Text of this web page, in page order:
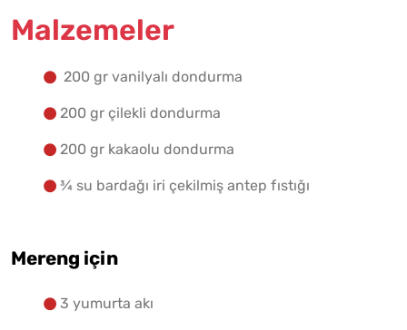
Malzemeler
200 gr vanilyalı dondurma
200 gr çilekli dondurma
200 gr kakaolu dondurma
¾ su bardağı iri çekilmiş antep fıstığı
Mereng için
3 yumurta akı